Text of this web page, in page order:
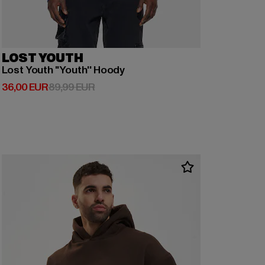
LOST YOUTH
Lost Youth ''Youth'' Hoody
36,00 EUR
Derzeitiger Preis: 36,00 EUR
89,99 EURAktionspreis: 89,99 EUR